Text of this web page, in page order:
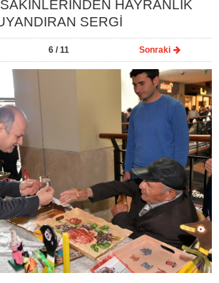
HAYRANLIK
SERGİ
6 / 11 Sonraki